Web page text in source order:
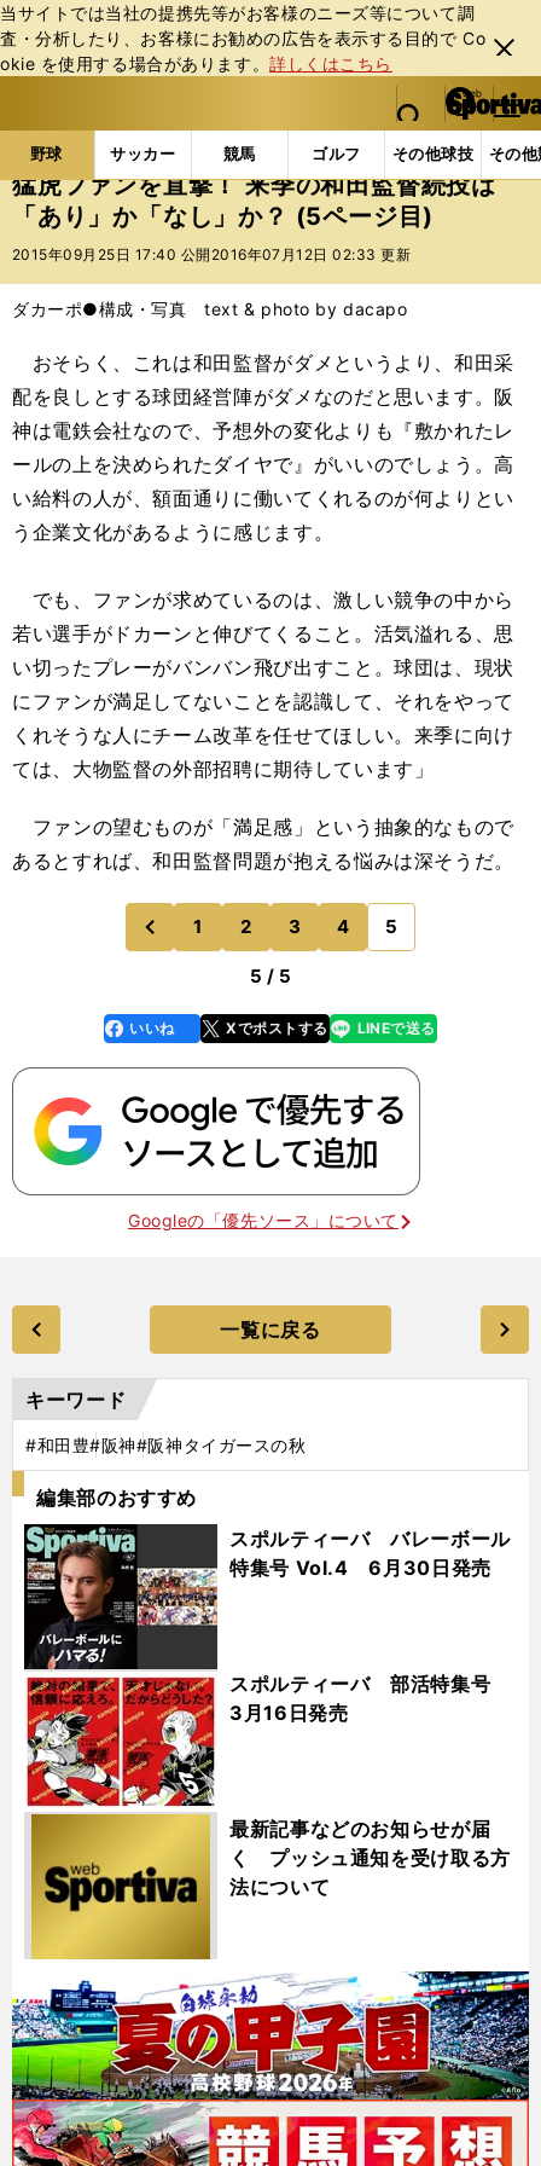
当サイトでは当社の提携先等がお客様のニーズ等について調
査・分析したり、お客様にお勧めの広告を表⽰する⽬的で Co
okie を使⽤する場合があります。詳しくはこちら
閉じ
る
web Sportiva (webスポルティーバ)
検索
マイペ
ー
ジ
メニュ
野球 サッカー 競馬 ゴルフ その他球技 その
b
ス
ポ
ル
バ
野球の記事一覧 プロ野球 猛虎ファンを直撃！ 来季
猛虎ファンを直撃！ 来季の和田監督続投は
「あり」か「なし」か？ (5ページ目)
2015年09月25日 17:40 公開 2016年07月12日 02:33 更新
ダカーポ●構成・写真 text & photo by dacapo
おそらく、これは和田監督がダメというより、和田采
配を良しとする球団経営陣がダメなのだと思います。阪
神は電鉄会社なので、予想外の変化よりも『敷かれたレ
ールの上を決められたダイヤで』がいいのでしょう。高
い給料の人が、額面通りに働いてくれるのが何よりとい
う企業文化があるように感じます。
でも、ファンが求めているのは、激しい競争の中から
若い選手がドカーンと伸びてくること。活気溢れる、思
い切ったプレーがバンバン飛び出すこと。球団は、現状
にファンが満足してないことを認識して、それをやって
くれそうな人にチーム改革を任せてほしい。来季に向け
ては、大物監督の外部招聘に期待しています」
ファンの望むものが「満足感」という抽象的なもので
あるとすれば、和田監督問題が抱える悩みは深そうだ。
前
のページへ
1 2 3 4 5
5 / 5
faceboo
k
いいね Xでポストする
line LINEで送る
Googleの「優先ソース」について
一覧に戻る
キーワード
#和田豊#阪神#阪神タイガースの秋
編集部のおすすめ
スポルティーバ バレーボール
特集号 Vol.4 6月30日発売
スポルティーバ 部活特集号
3月16日発売
最新記事などのお知らせが届
く プッシュ通知を受け取る方
法について